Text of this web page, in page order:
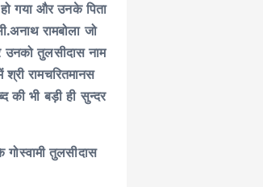
गया और उनके पिता
रामबोला जो
तुलसीदास नाम
रामचरितमानस
की भी बड़ी ही सुन्दर
गोस्वामी तुलसीदास